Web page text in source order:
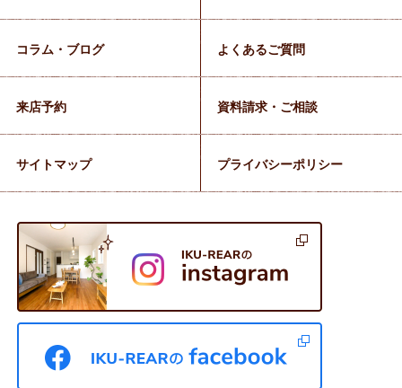
コラム・ブログ よくあるご質問
来店予約 資料請求・ご相談
サイトマップ プライバシーポリシー